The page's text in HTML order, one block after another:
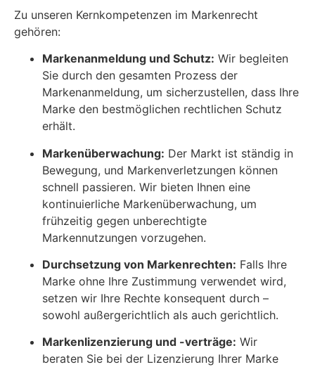
Zu unseren Kernkompetenzen im Markenrecht
gehören:
Markenanmeldung und Schutz: Wir begleiten
Sie durch den gesamten Prozess der
Markenanmeldung, um sicherzustellen, dass Ihre
Marke den bestmöglichen rechtlichen Schutz
erhält.
Markenüberwachung: Der Markt ist ständig in
Bewegung, und Markenverletzungen können
schnell passieren. Wir bieten Ihnen eine
kontinuierliche Markenüberwachung, um
frühzeitig gegen unberechtigte
Markennutzungen vorzugehen.
Durchsetzung von Markenrechten: Falls Ihre
Marke ohne Ihre Zustimmung verwendet wird,
setzen wir Ihre Rechte konsequent durch –
sowohl außergerichtlich als auch gerichtlich.
Markenlizenzierung und -verträge: Wir
beraten Sie bei der Lizenzierung Ihrer Marke